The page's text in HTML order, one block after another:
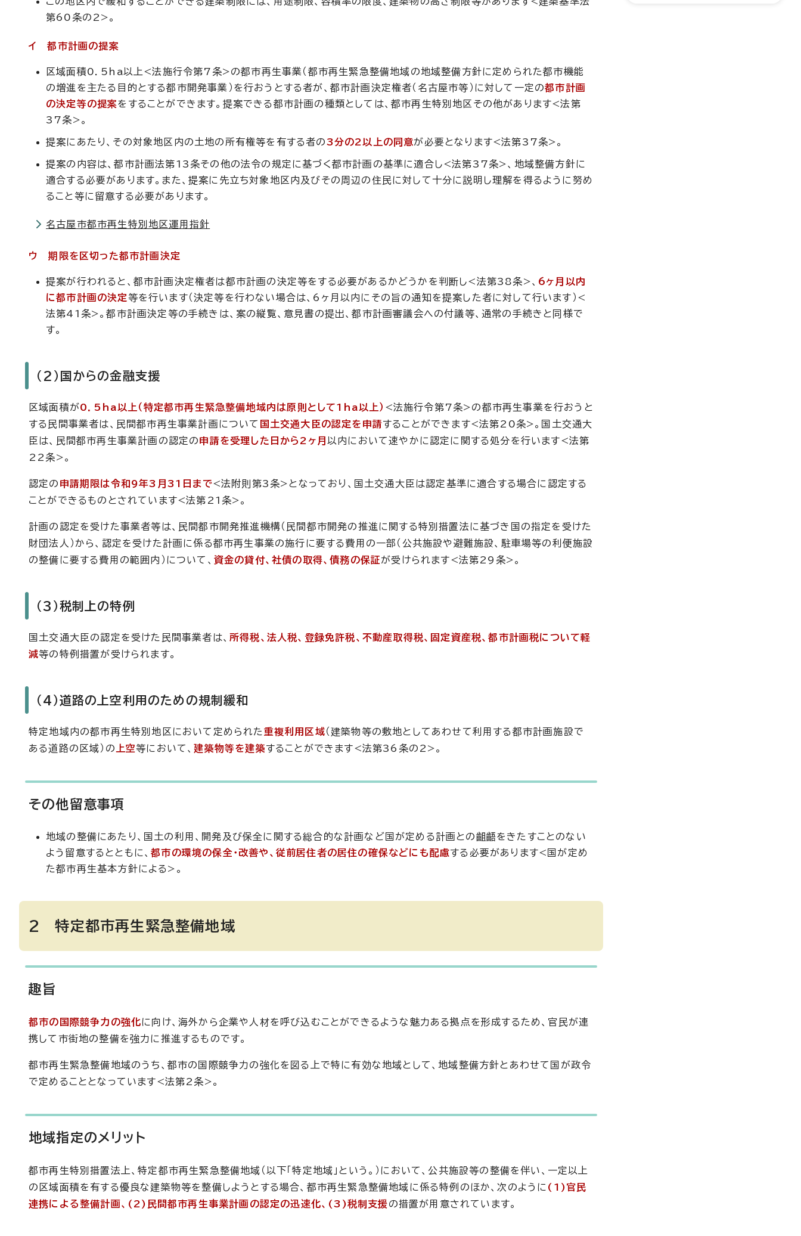
第60条の2>。
イ 都市計画の提案
区域面積0．5ha以上<法施行令第7条>の都市再生事業（都市再生緊急整備地域の地域整備方針に定められた都市機能
の増進を主たる目的とする都市開発事業）を行おうとする者が、都市計画決定権者（名古屋市等）に対して一定の都市計画
の決定等の提案をすることができます。提案できる都市計画の種類としては、都市再生特別地区その他があります<法第
37条>。
提案にあたり、その対象地区内の土地の所有権等を有する者の3分の2以上の同意が必要となります<法第37条>。
提案の内容は、都市計画法第13条その他の法令の規定に基づく都市計画の基準に適合し<法第37条>、地域整備方針に
適合する必要があります。また、提案に先立ち対象地区内及びその周辺の住民に対して十分に説明し理解を得るように努め
ること等に留意する必要があります。
名古屋市都市再生特別地区運用指針
ウ 期限を区切った都市計画決定
提案が行われると、都市計画決定権者は都市計画の決定等をする必要があるかどうかを判断し<法第38条>、 6ヶ月以内
に都市計画の決定等を行います（決定等を行わない場合は、6ヶ月以内にその旨の通知を提案した者に対して行います）<
法第41条>。都市計画決定等の手続きは、案の縦覧、意見書の提出、都市計画審議会への付議等、通常の手続きと同様で
す。
（2）国からの金融支援
区域面積が0．5ha以上（特定都市再生緊急整備地域内は原則として1ha以上） <法施行令第7条>の都市再生事業を行おうと
する民間事業者は、民間都市再生事業計画について 国土交通大臣の認定を申請することができます<法第20条>。国土交通大
臣は、民間都市再生事業計画の認定の申請を受理した日から2ヶ月 以内において速やかに認定に関する処分を行います<法第
22条>。
認定の 申請期限は令和9年3月31日まで<法附則第3条>となっており、国土交通大臣は認定基準に適合する場合に認定する
ことができるものとされています<法第21条>。
計画の認定を受けた事業者等は、民間都市開発推進機構（民間都市開発の推進に関する特別措置法に基づき国の指定を受けた
財団法人）から、認定を受けた計画に係る都市再生事業の施行に要する費用の一部（公共施設や避難施設、駐車場等の利便施設
の整備に要する費用の範囲内）について、 資金の貸付、社債の取得、債務の保証が受けられます<法第29条>。
（3）税制上の特例
国土交通大臣の認定を受けた民間事業者は、 所得税、法人税、登録免許税、不動産取得税、固定資産税、都市計画税について軽
減等の特例措置が受けられます。
（4）道路の上空利用のための規制緩和
特定地域内の都市再生特別地区において定められた 重複利用区域（建築物等の敷地としてあわせて利用する都市計画施設で
ある道路の区域）の
上空等において、建築物等を建築することができます<法第36条の2>。
その他留意事項
地域の整備にあたり、国土の利用、開発及び保全に関する総合的な計画など国が定める計画との齟齬をきたすことのない
よう留意するとともに、都市の環境の保全・改善や、従前居住者の居住の確保などにも配慮する必要があります<国が定め
た都市再生基本方針による>。
2 特定都市再生緊急整備地域
趣旨
都市の国際競争力の強化に向け、海外から企業や人材を呼び込むことができるような魅力ある拠点を形成するため、官民が連
携して市街地の整備を強力に推進するものです。
都市再生緊急整備地域のうち、都市の国際競争力の強化を図る上で特に有効な地域として、地域整備方針とあわせて国が政令
で定めることとなっています<法第2条>。
地域指定のメリット
都市再生特別措置法上、特定都市再生緊急整備地域（以下「特定地域」という。）において、公共施設等の整備を伴い、一定以上
の区域面積を有する優良な建築物等を整備しようとする場合、都市再生緊急整備地域に係る特例のほか、次のように (1)官民
連携による整備計画、(2)民間都市再生事業計画の認定の迅速化、(3)税制支援の措置が用意されています。